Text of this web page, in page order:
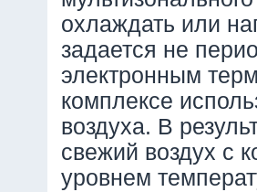
охлаждать или
задается не
электронным
комплексе
воздуха. В
свежий воздух с
уровнем